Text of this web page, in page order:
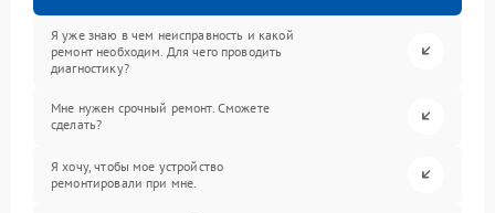
Я уже знаю в чем неисправность и какой
ремонт необходим. Для чего проводить
диагностику?
Мне нужен срочный ремонт. Сможете
сделать?
Я хочу, чтобы мое устройство
ремонтировали при мне.